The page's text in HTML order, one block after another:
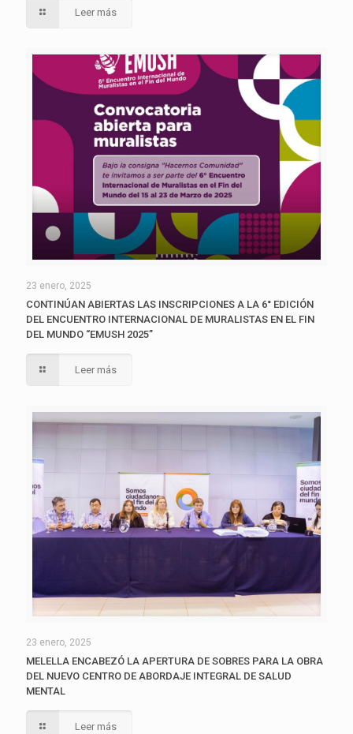
Leer más
23 enero, 2025
CONTINÚAN ABIERTAS LAS INSCRIPCIONES A LA 6° EDICIÓN
DEL ENCUENTRO INTERNACIONAL DE MURALISTAS EN EL FIN
DEL MUNDO “EMUSH 2025”
Leer más
23 enero, 2025
MELELLA ENCABEZÓ LA APERTURA DE SOBRES PARA LA OBRA
DEL NUEVO CENTRO DE ABORDAJE INTEGRAL DE SALUD
MENTAL
Leer más